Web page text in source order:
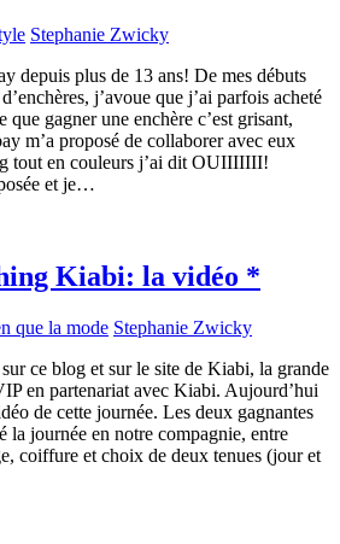
Stephanie Zwicky
depuis plus de 13 ans! De mes débuts
j’avoue que j’ai parfois acheté
que gagner une enchère c’est grisant,
m’a proposé de collaborer avec eux
tout en couleurs j’ai dit OUIIIIIII!
et je…
Kiabi: la vidéo *
que la mode Stephanie Zwicky
ce blog et sur le site de Kiabi, la grande
en partenariat avec Kiabi. Aujourd’hui
de cette journée. Les deux gagnantes
la journée en notre compagnie, entre
coiffure et choix de deux tenues (jour et